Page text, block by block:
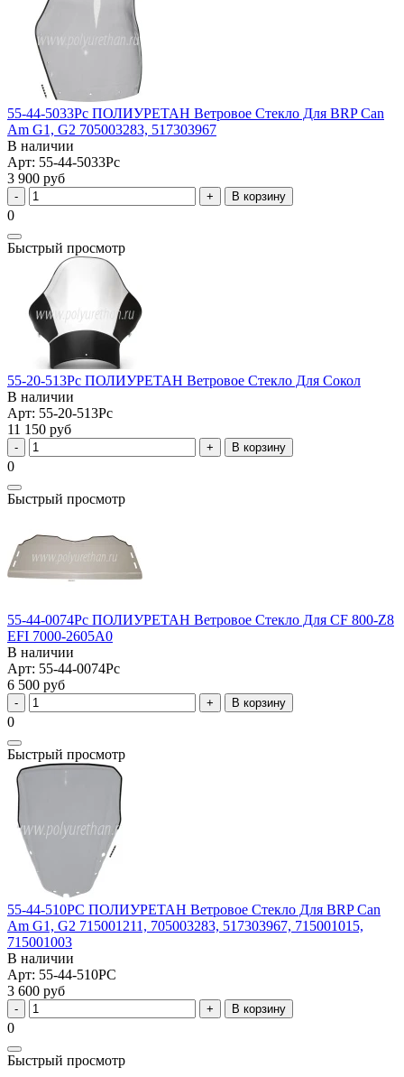
55-44-5033Pc ПОЛИУРЕТАН Ветровое Стекло Для BRP Can
Am G1, G2 705003283, 517303967
В наличии
Арт: 55-44-5033Pc
3 900 руб
В корзину
0
Быстрый просмотр
55-20-513Pc ПОЛИУРЕТАН Ветровое Стекло Для Сокол
В наличии
Арт: 55-20-513Pc
11 150 руб
В корзину
0
Быстрый просмотр
55-44-0074Pc ПОЛИУРЕТАН Ветровое Стекло Для CF 800-Z8
EFI 7000-2605A0
В наличии
Арт: 55-44-0074Pc
6 500 руб
В корзину
0
Быстрый просмотр
55-44-510PC ПОЛИУРЕТАН Ветровое Стекло Для BRP Can
Am G1, G2 715001211, 705003283, 517303967, 715001015,
715001003
В наличии
Арт: 55-44-510PC
3 600 руб
В корзину
0
Быстрый просмотр